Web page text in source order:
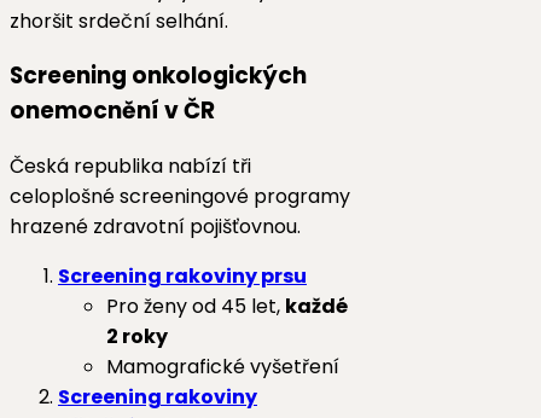
zhoršit srdeční selhání.
Screening onkologických
onemocnění v ČR
Česká republika nabízí tři
celoplošné screeningové programy
hrazené zdravotní pojišťovnou.
Screening rakoviny prsu
Pro ženy od 45 let, každé
2 roky
Mamografické vyšetření
Screening rakoviny